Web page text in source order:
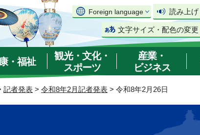
Foreign language 読み上げ
文字サイズ・配色の変更
・福祉
観光・文化・
スポーツ
産業・
ビジネス
記者発表 > 令和8年2月記者発表 > 令和8年2月26日